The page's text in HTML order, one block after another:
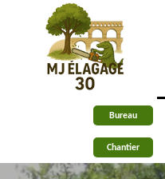
Bureau
Chantier